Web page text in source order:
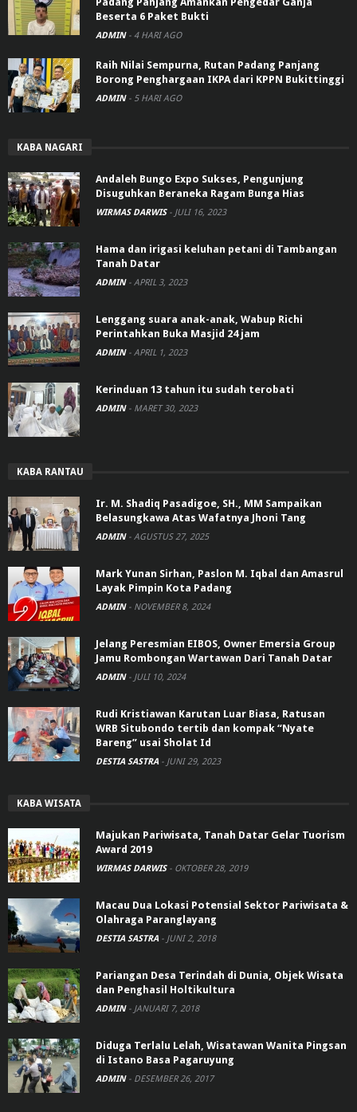
Beserta 6 Paket Bukti
ADMIN - 4 HARI AGO
Raih Nilai Sempurna, Rutan Padang Panjang
Borong Penghargaan IKPA dari KPPN Bukittinggi
ADMIN - 5 HARI AGO
KABA NAGARI
Andaleh Bungo Expo Sukses, Pengunjung
Disuguhkan Beraneka Ragam Bunga Hias
WIRMAS DARWIS - JULI 16, 2023
Hama dan irigasi keluhan petani di Tambangan
Tanah Datar
ADMIN - APRIL 3, 2023
Lenggang suara anak-anak, Wabup Richi
Perintahkan Buka Masjid 24 jam
ADMIN - APRIL 1, 2023
Kerinduan 13 tahun itu sudah terobati
ADMIN - MARET 30, 2023
KABA RANTAU
Ir. M. Shadiq Pasadigoe, SH., MM Sampaikan
Belasungkawa Atas Wafatnya Jhoni Tang
ADMIN - AGUSTUS 27, 2025
Mark Yunan Sirhan, Paslon M. Iqbal dan Amasrul
Layak Pimpin Kota Padang
ADMIN - NOVEMBER 8, 2024
Jelang Peresmian EIBOS, Owner Emersia Group
Jamu Rombongan Wartawan Dari Tanah Datar
ADMIN - JULI 10, 2024
Rudi Kristiawan Karutan Luar Biasa, Ratusan
WRB Situbondo tertib dan kompak “Nyate
Bareng” usai Sholat Id
DESTIA SASTRA - JUNI 29, 2023
KABA WISATA
Majukan Pariwisata, Tanah Datar Gelar Tuorism
Award 2019
WIRMAS DARWIS - OKTOBER 28, 2019
Macau Dua Lokasi Potensial Sektor Pariwisata &
Olahraga Paranglayang
DESTIA SASTRA - JUNI 2, 2018
Pariangan Desa Terindah di Dunia, Objek Wisata
dan Penghasil Holtikultura
ADMIN - JANUARI 7, 2018
Diduga Terlalu Lelah, Wisatawan Wanita Pingsan
di Istano Basa Pagaruyung
ADMIN - DESEMBER 26, 2017